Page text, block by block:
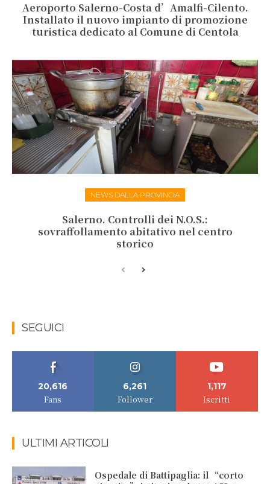
Aeroporto Salerno-Costa d’Amalfi-Cilento.
Installato il nuovo impianto di promozione
turistica dedicato al Comune di Centola
NEWS DALLA PROVINCIA
Salerno. Controlli dei N.O.S.:
sovraffollamento abitativo nel centro
storico
SEGUICI
20,616
Fans
6,261
Follower
1,117
Iscritti
ULTIMI ARTICOLI
Ospedale di Battipaglia: il “corto